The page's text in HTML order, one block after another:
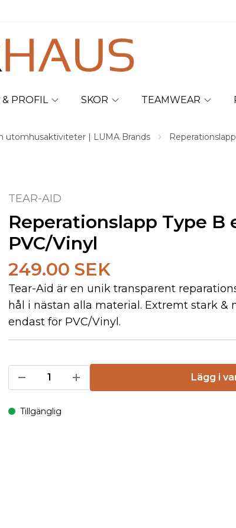
PROFIL SKOR TEAMWEAR
utomhusaktiviteter | LUMA Brands
TEAR-AID
Reperationslapp Type B
PVC/Vinyl
249.00 SEK
Tear-Aid är en unik transparent
hål i nästan alla material. Extremt stark &
endast för PVC/Vinyl.
Lägg i
Tillgänglig